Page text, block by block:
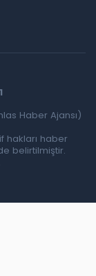
Haber Ajansı)
hakları haber
belirtilmiştir.